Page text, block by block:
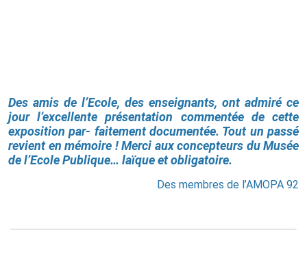
Des amis de l’Ecole, des enseignants, ont admiré ce
jour l’excellente présentation commentée de cette
exposition par- faitement documentée. Tout un passé
revient en mémoire ! Merci aux concepteurs du Musée
de l’Ecole Publique… laïque et obligatoire.
Des membres de l’AMOPA 92